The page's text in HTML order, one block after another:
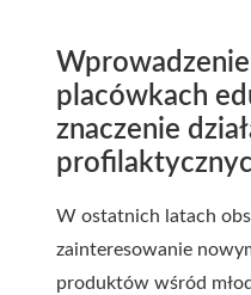
placówkach
znaczenie
W ostatnich latach
zainteresowanie
produktów wśród